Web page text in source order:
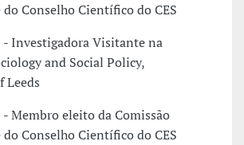
Conselho Científico do CES
- Investigadora Visitante na
and Social Policy,
Leeds
Membro eleito da Comissão
Conselho Científico do CES